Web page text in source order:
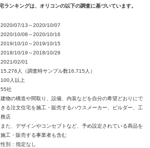
ランキングは、オリコンの以下の調査に基づいています。
2020/07/13～2020/10/07
2020/10/08～2020/10/16
2019/10/10～2019/10/15
2018/10/19～2018/10/29
2021/02/01
15,276人（調査時サンプル数16,715人）
100人以上
55社
建物の構造や間取り、設備、内装などを自分の希望どおりにで
きる注文住宅を施工・販売するハウスメーカー、ビルダー、工
務店
また、デザインやコンセプトなど、予め設定されている商品を
施工・販売する事業者も含む
性別：指定なし